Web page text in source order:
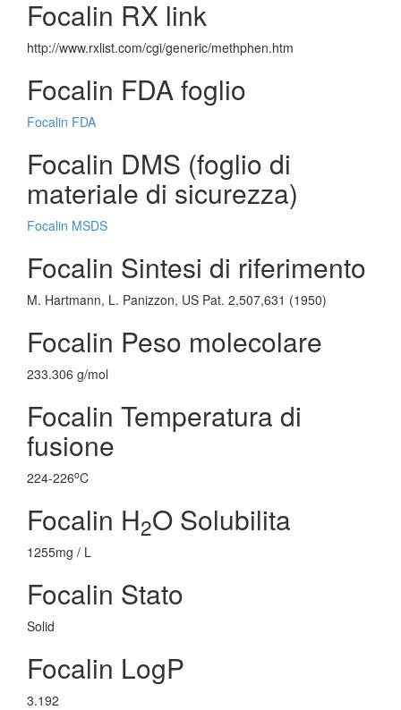
Focalin RX link
http://www.rxlist.com/cgi/generic/methphen.htm
Focalin FDA foglio
Focalin FDA
Focalin DMS (foglio di
materiale di sicurezza)
Focalin MSDS
Focalin Sintesi di riferimento
M. Hartmann, L. Panizzon, US Pat. 2,507,631 (1950)
Focalin Peso molecolare
233.306 g/mol
Focalin Temperatura di
fusione
224-226oC
Focalin H2O Solubilita
1255mg / L
Focalin Stato
Solid
Focalin LogP
3.192